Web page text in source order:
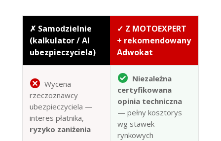
✗ Samodzielnie
(kalkulator / AI
ubezpieczyciela)
✓ Z MOTOEXPERT
+ rekomendowany
Adwokat
Wycena
rzeczoznawcy
ubezpieczyciela —
interes płatnika,
ryzyko zaniżenia
Niezależna
certyfikowana
opinia techniczna
— pełny kosztorys
wg stawek
rynkowych